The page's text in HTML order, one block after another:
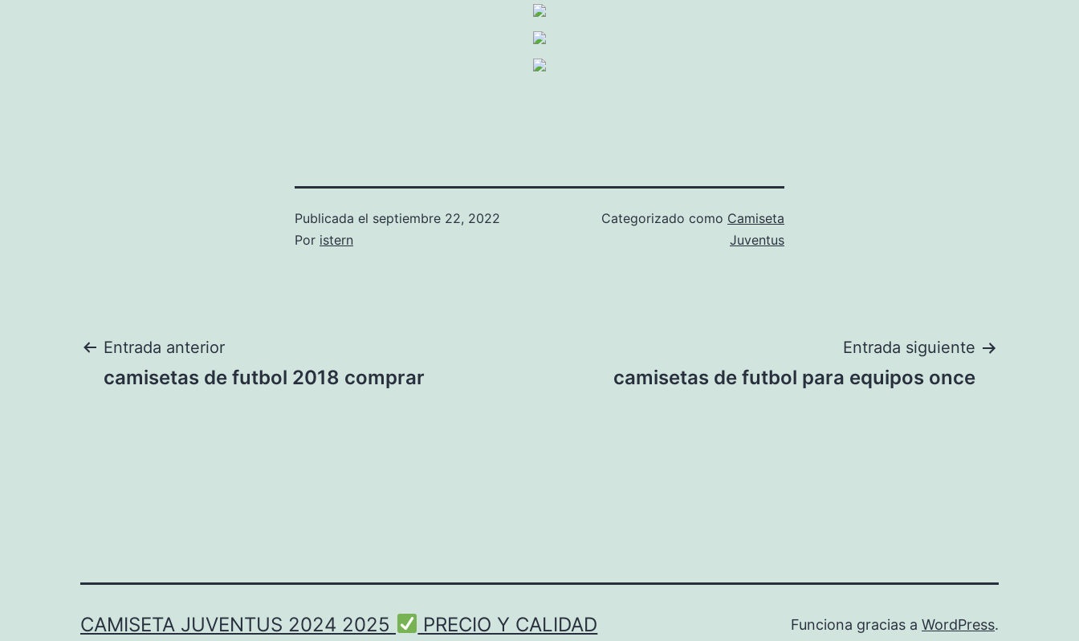
Publicada el septiembre 22, 2022
Por istern
Categorizado como Camiseta
Juventus
Navegación
Entrada anterior
camisetas de futbol 2018 comprar
Entrada siguiente
camisetas de futbol para equipos once
CAMISETA JUVENTUS 2024 2025 PRECIO Y CALIDAD Funciona gracias a WordPress.